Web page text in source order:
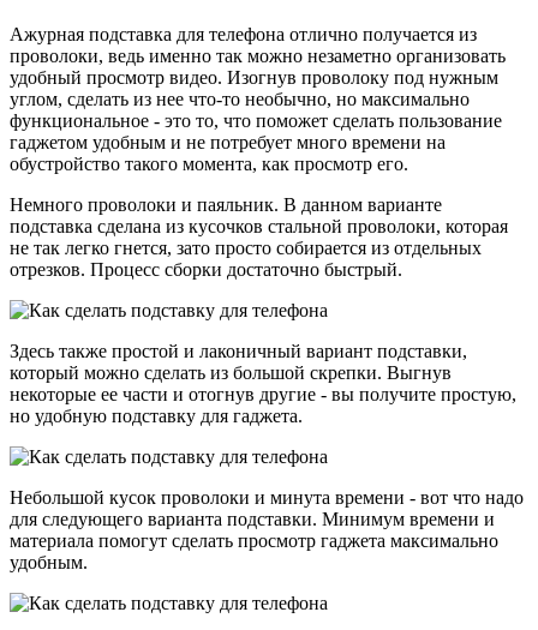
Ажурная подставка для телефона отлично получается из
проволоки, ведь именно так можно незаметно организовать
удобный просмотр видео. Изогнув проволоку под нужным
углом, сделать из нее что-то необычно, но максимально
функциональное - это то, что поможет сделать пользование
гаджетом удобным и не потребует много времени на
обустройство такого момента, как просмотр его.
Немного проволоки и паяльник. В данном варианте
подставка сделана из кусочков стальной проволоки, которая
не так легко гнется, зато просто собирается из отдельных
отрезков. Процесс сборки достаточно быстрый.
Здесь также простой и лаконичный вариант подставки,
который можно сделать из большой скрепки. Выгнув
некоторые ее части и отогнув другие - вы получите простую,
но удобную подставку для гаджета.
Небольшой кусок проволоки и минута времени - вот что надо
для следующего варианта подставки. Минимум времени и
материала помогут сделать просмотр гаджета максимально
удобным.